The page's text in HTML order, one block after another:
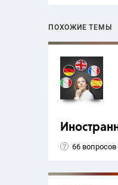
ПОХОЖИЕ ТЕМЫ
66 вопросов